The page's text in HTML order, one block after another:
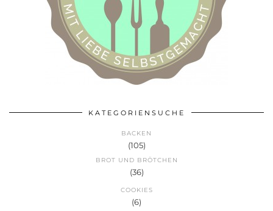
KATEGORIENSUCHE
BACKEN
(105)
BROT UND BRÖTCHEN
(36)
COOKIES
(6)